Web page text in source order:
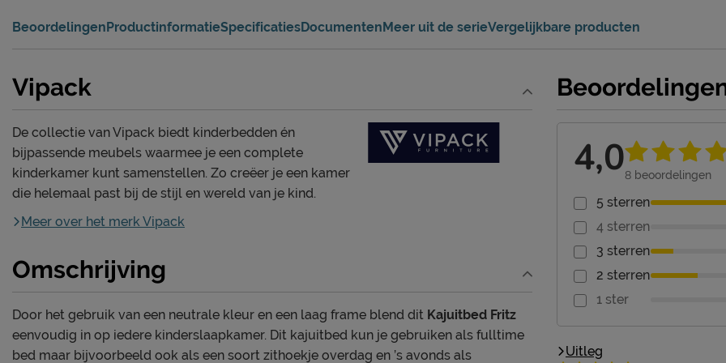
BeoordelingenProductinformatieSpecificatiesDocumentenMeer uit de serieVergelijkbare producten
4,08 beoordelingen
5 sterren
4 sterren
3 sterren
2 sterren
1 ster
Uitleg
Vipack
De collectie van Vipack biedt kinderbedden én
bijpassende meubels waarmee je een complete
kinderkamer kunt samenstellen. Zo creëer je een kamer
die helemaal past bij de stijl en wereld van je kind.
Meer over het merk Vipack
Omschrijving
Door het gebruik van een neutrale kleur en een laag frame blend dit Kajuitbed Fritz
eenvoudig in op iedere kinderslaapkamer. Dit kajuitbed kun je gebruiken als fulltime
bed maar bijvoorbeeld ook als een soort zithoekje overdag en ’s avonds als